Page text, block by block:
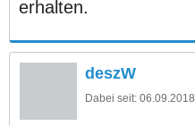
erhalten.
deszW
Dabei seit: 06.09.2018